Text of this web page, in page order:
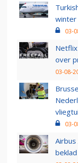
winter
03-
over
03-08-
03-